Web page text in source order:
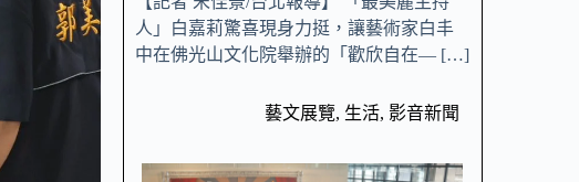
人」白嘉莉驚喜現身力挺，讓藝術家白丰
中在佛光山文化院舉辦的「歡欣自在— […]
藝文展覽, 生活, 影音新聞